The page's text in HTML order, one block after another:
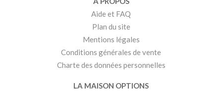
Aide et FAQ
Plan du site
Mentions légales
Conditions générales de vente
Charte des données personnelles
LA MAISON OPTIONS